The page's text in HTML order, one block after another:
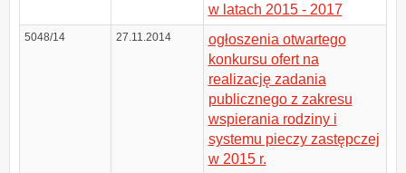
w latach 2015 - 2017
5048/14 27.11.2014
ogłoszenia otwartego
konkursu ofert na
realizację zadania
publicznego z zakresu
wspierania rodziny i
systemu pieczy zastępczej
w 2015 r.